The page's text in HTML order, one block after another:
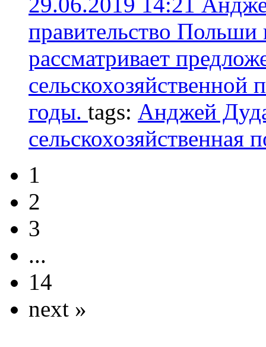
правительство Польши
рассматривает
годы. tags: Анджей
сельскохозяйственная
1
2
3
...
14
next »